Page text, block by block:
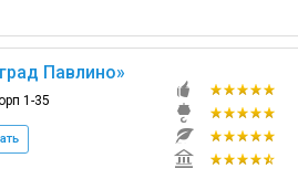
Павлино»
1-35